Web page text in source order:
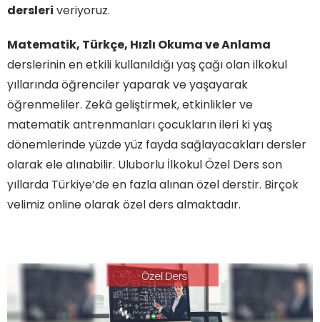
dersleri veriyoruz.
Matematik, Türkçe, Hızlı Okuma ve Anlama
derslerinin en etkili kullanıldığı yaş çağı olan ilkokul
yıllarında öğrenciler yaparak ve yaşayarak
öğrenmeliler. Zekâ geliştirmek, etkinlikler ve
matematik antrenmanları çocukların ileri ki yaş
dönemlerinde yüzde yüz fayda sağlayacakları dersler
olarak ele alınabilir. Uluborlu İlkokul Özel Ders son
yıllarda Türkiye’de en fazla alınan özel derstir. Birçok
velimiz online olarak özel ders almaktadır.